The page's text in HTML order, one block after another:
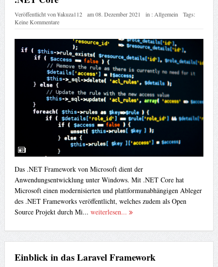
Veröffentlicht von¥akuza112 am08. Dezember 2021 in :Allgemein
Tags:
Keine Kommentare
Das .NET Framework von Microsoft dient der
Anwendungsentwicklung unter Windows. Mit .NET Core hat
Microsoft einen modernisierten und plattformunabhängigen Ableger
des .NET Frameworks veröffentlicht, welches zudem als Open
Source Projekt durch Mi... weiterlesen...
Einblick in das Laravel Framework